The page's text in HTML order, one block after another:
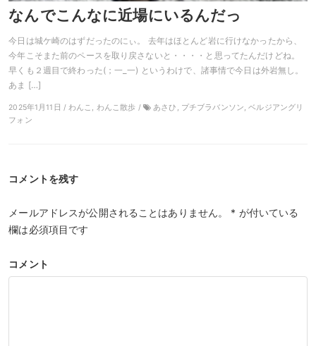
なんでこんなに近場にいるんだっ
今日は城ケ崎のはずだったのにぃ。 去年はほとんど岩に行けなかったから、
今年こそまた前のペースを取り戻さないと・・・・と思ってたんだけどね。
早くも２週目で終わった(；一_一) というわけで、諸事情で今日は外岩無し。
あま […]
2025年1月11日 / わんこ, わんこ散歩 /
あさひ, プチブラバンソン, ベルジアングリ
フォン
コメントを残す
メールアドレスが公開されることはありません。 * が付いている
欄は必須項目です
コメント